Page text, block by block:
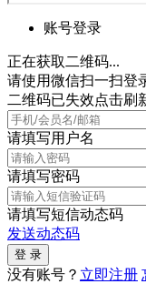
账号登录
正在获取二维码...
请使用微信扫一扫登
二维码已失效点击刷
请填写用户名
请填写密码
请填写短信动态码
发送动态码
没有账号？ 立即注册